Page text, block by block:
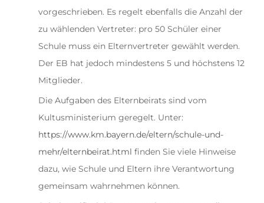
vorgeschrieben. Es regelt ebenfalls die Anzahl der
zu wählenden Vertreter: pro 50 Schüler einer
Schule muss ein Elternvertreter gewählt werden.
Der EB hat jedoch mindestens 5 und höchstens 12
Mitglieder.
Die Aufgaben des Elternbeirats sind vom
Kultusministerium geregelt. Unter:
https://www.km.bayern.de/eltern/schule-und-
mehr/elternbeirat.html finden Sie viele Hinweise
dazu, wie Schule und Eltern ihre Verantwortung
gemeinsam wahrnehmen können.